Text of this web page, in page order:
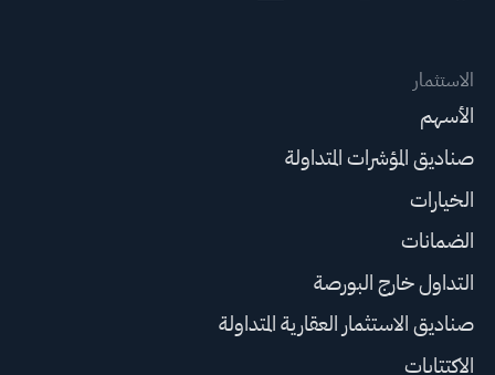
الاستثمار
الأسهم
صناديق المؤشرات المتداولة
الخيارات
الضمانات
التداول خارج البورصة
صناديق الاستثمار العقارية المتداولة
الاكتتابات